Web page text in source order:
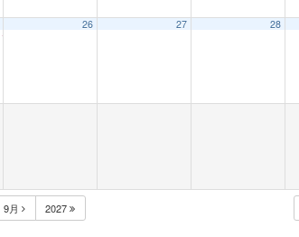
17:00
26 27 28
9月 2027